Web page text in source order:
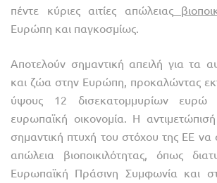
πέντε κύριες αιτίες απώλειας
Ευρώπη και παγκοσμίως.
Αποτελούν σημαντική απειλή για τα
και ζώα στην Ευρώπη, προκαλώντας
ύψους 12 δισεκατομμυρίων ευρώ
ευρωπαϊκή οικονομία. Η
σημαντική πτυχή του στόχου της ΕΕ να
απώλεια βιοποικιλότητας, όπως
Ευρωπαϊκή Πράσινη Συμφωνία και